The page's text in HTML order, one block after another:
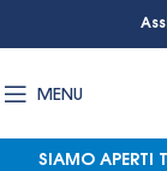
MENU
SIAMO APERTI